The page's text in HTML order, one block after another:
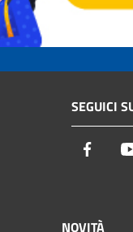
SEGUICI
NOVITÀ